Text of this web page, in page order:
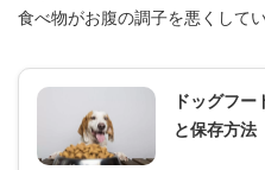
食べ物がお腹の調子を悪くして
ドッグフ
と保存方法